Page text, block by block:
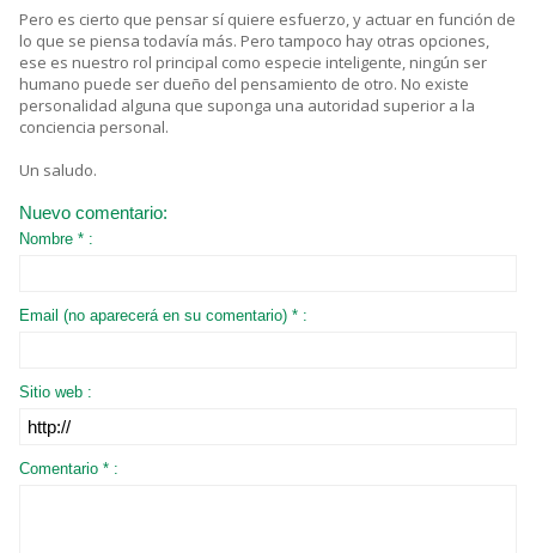
Pero es cierto que pensar sí quiere esfuerzo, y actuar en función de
lo que se piensa todavía más. Pero tampoco hay otras opciones,
ese es nuestro rol principal como especie inteligente, ningún ser
humano puede ser dueño del pensamiento de otro. No existe
personalidad alguna que suponga una autoridad superior a la
conciencia personal.
Un saludo.
Nuevo comentario:
Nombre * :
Email (no aparecerá en su comentario) * :
Sitio web :
Comentario * :